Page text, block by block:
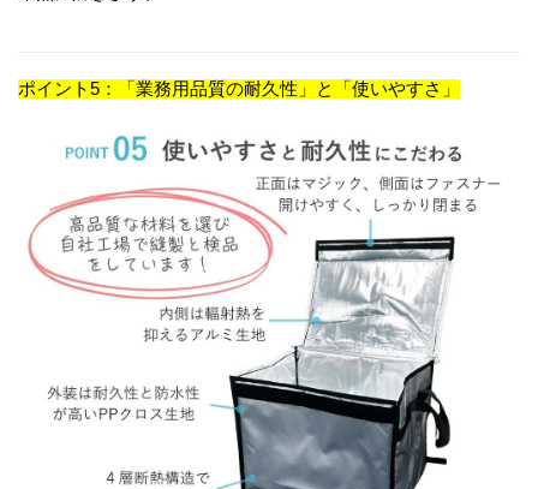
ポイント5：「業務用品質の耐久性」と「使いやすさ」